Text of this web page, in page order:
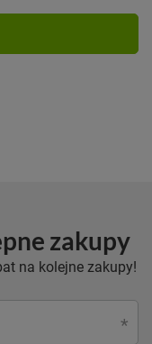
zakupy
na kolejne zakupy!